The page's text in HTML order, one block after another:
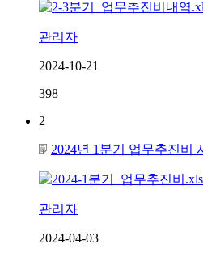
관리자
2024-10-21
398
2
2024년 1분기 업무추진비
관리자
2024-04-03